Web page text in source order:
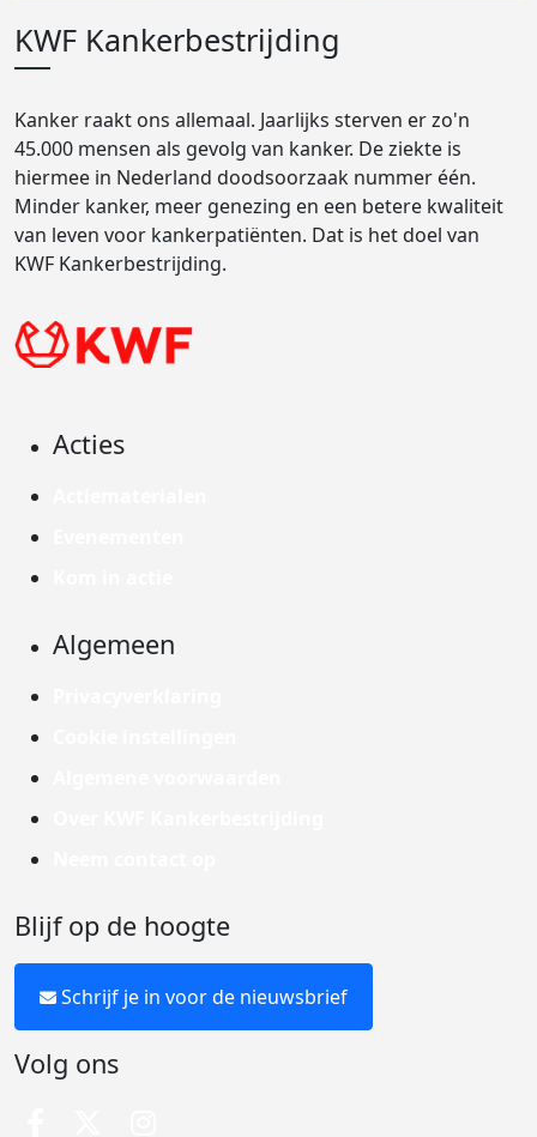
KWF Kankerbestrijding
Kanker raakt ons allemaal. Jaarlijks sterven er zo'n
45.000 mensen als gevolg van kanker. De ziekte is
hiermee in Nederland doodsoorzaak nummer één.
Minder kanker, meer genezing en een betere kwaliteit
van leven voor kankerpatiënten. Dat is het doel van
KWF Kankerbestrijding.
Acties
Algemeen
Blijf op de hoogte
Schrijf je in voor de nieuwsbrief
Volg ons